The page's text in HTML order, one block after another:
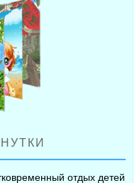
отдых детей